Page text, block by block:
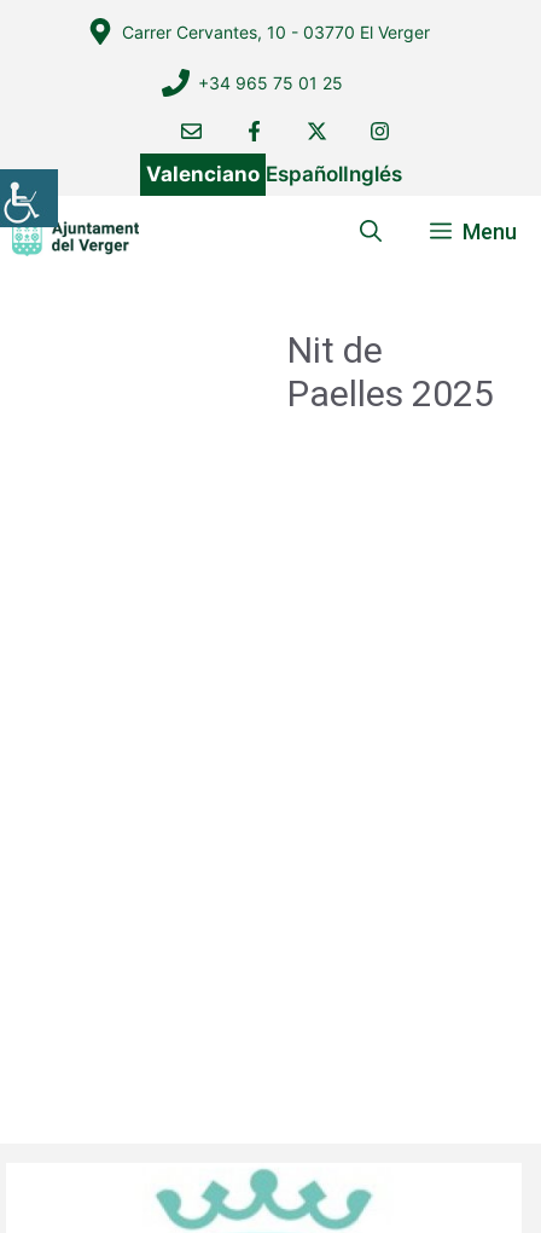
Carrer Cervantes, 10 - 03770 El Verger
+34 965 75 01 25
Valenciano EspañolInglés
Menu
Nit de
Paelles 2025